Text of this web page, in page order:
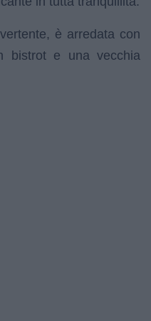
è arredata con
e una vecchia